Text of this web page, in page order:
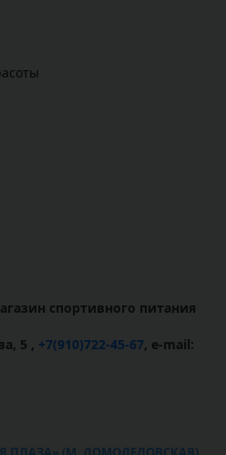
спортивного питания
5 , +7(910)722-45-67, e-mail: